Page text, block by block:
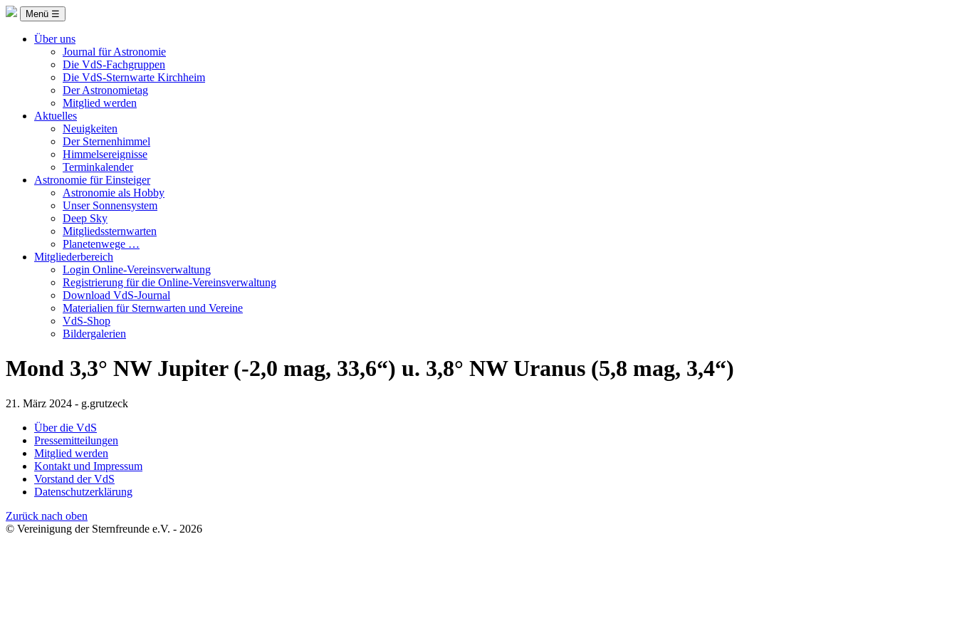
Menü ☰
Über uns
Journal für Astronomie
Die VdS-Fachgruppen
Die VdS-Sternwarte Kirchheim
Der Astronomietag
Mitglied werden
Aktuelles
Neuigkeiten
Der Sternenhimmel
Himmelsereignisse
Terminkalender
Astronomie für Einsteiger
Astronomie als Hobby
Unser Sonnensystem
Deep Sky
Mitgliedssternwarten
Planetenwege …
Mitgliederbereich
Login Online-Vereinsverwaltung
Registrierung für die Online-Vereinsverwaltung
Download VdS-Journal
Materialien für Sternwarten und Vereine
VdS-Shop
Bildergalerien
Mond 3,3° NW Jupiter (-2,0 mag, 33,6“) u. 3,8° NW Uranus (5,8 mag, 3,4“)
21. März 2024 - g.grutzeck
Über die VdS
Pressemitteilungen
Mitglied werden
Kontakt und Impressum
Vorstand der VdS
Datenschutzerklärung
Zurück nach oben
© Vereinigung der Sternfreunde e.V. - 2026